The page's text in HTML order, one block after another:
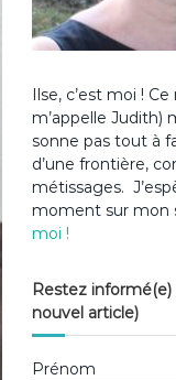
Ilse, c’est moi !
m’appelle Judith)
sonne pas tout à
d’une frontière,
métissages.
moment sur mon
moi !
Restez
nouvel article)
Prénom